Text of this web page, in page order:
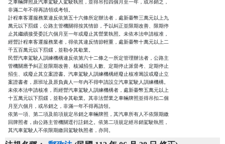
之車輛牌照及汽車駕駛人駕駛執照，並得吊扣四個月至一年，或吊銷之，
非滿二年不得再請領或考領。
計程車客運服務業違反依第五十六條所定辦法者，處新臺幣三萬元以上九
萬元以下罰鍰，公路主管機關得按其情節，予以糾正並限期改善、限期停
止其繼續接受委託六個月至一年或廢止其營業執照。未依本法申請核准，
經營計程車客運服務業者，得依其違反情節輕重，處新臺幣十萬元以上二
千五百萬元以下罰鍰，並勒令其歇業。
民營汽車駕駛人訓練機構違反依第六十二條之一所定管理辦法者，公路主
管機關應予糾正並限期改善、核減招生人數、定期停止派督考、定期停止
招生、或廢止其立案證書。汽車駕駛人訓練機構經廢止核准籌設或廢止立
案證書者，原班址及原負責人一年內不得申請設立汽車駕駛人訓練機構。
未依本法申請核准，而經營汽車駕駛人訓練機構者，處新臺幣五萬元以上
十五萬元以下罰鍰，並勒令其歇業。其非法營業之車輛牌照並得吊扣二個
月至六個月，或吊銷之，非滿一年不得再請領。
依第一項、第二項及前項規定吊銷之車輛牌照，其汽車所有人不依限期繳
回牌照者，由公路主管機關逕行註銷之。依第二項規定經吊銷駕駛執照，
其汽車駕駛人不依限期繳回駕駛執照者，亦同。